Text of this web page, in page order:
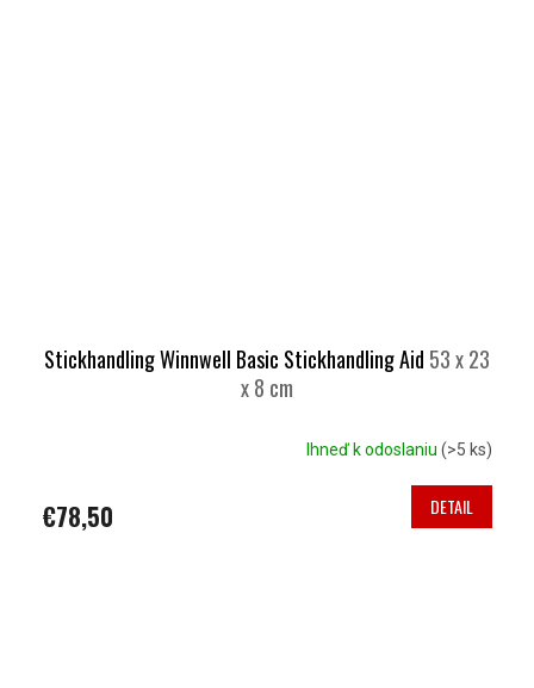
Stickhandling Winnwell Basic Stickhandling Aid 53 x 23
x 8 cm
Ihneď k odoslaniu (>5 ks)
€78,50 DETAIL